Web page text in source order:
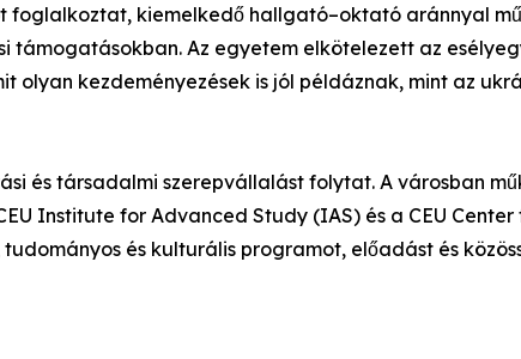
foglalkoztat, kiemelkedő hallgató–oktató aránnyal
támogatásokban. Az egyetem elkötelezett az
olyan kezdeményezések is jól példáznak, mint az
és társadalmi szerepvállalást folytat. A városban
Institute for Advanced Study (IAS) és a CEU
és kulturális programot, előadást és